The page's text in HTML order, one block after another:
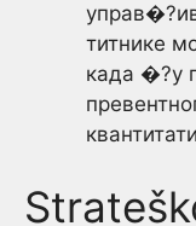
титнике
када �?у